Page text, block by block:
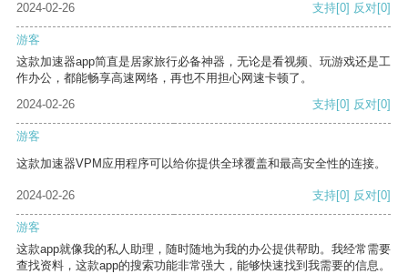
2024-02-26 支持[0] 反对[0]
游客
这款加速器app简直是居家旅行必备神器，无论是看视频、玩游戏还是工
作办公，都能畅享高速网络，再也不用担心网速卡顿了。
2024-02-26
支持[0] 反对[0]
游客
这款加速器VPM应用程序可以给你提供全球覆盖和最高安全性的连接。
2024-02-26 支持[0] 反对[0]
游客
这款app就像我的私人助理，随时随地为我的办公提供帮助。我经常需要
查找资料，这款app的搜索功能非常强大，能够快速找到我需要的信息。